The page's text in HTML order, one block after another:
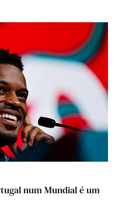
num Mundial é um